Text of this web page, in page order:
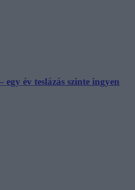
év teslázás szinte ingyen